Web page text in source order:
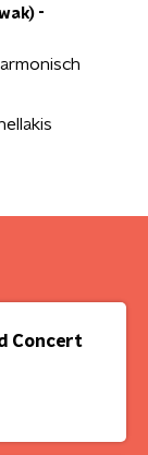
-
Concert